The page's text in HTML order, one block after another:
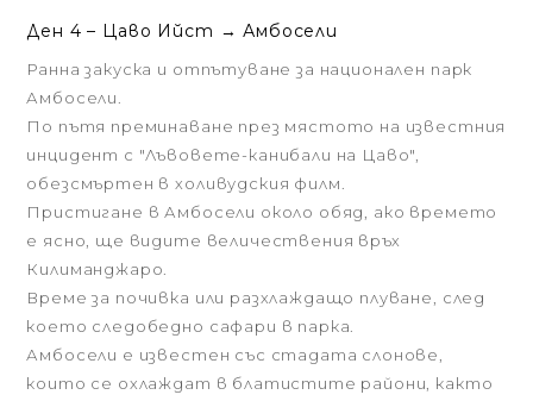
Ден 4 – Цаво Ийст → Амбосели
Ранна закуска и отпътуване за национален парк
Амбосели.
По пътя преминаване през мястото на известния
инцидент с "Лъвовете-канибали на Цаво",
обезсмъртен в холивудския филм.
Пристигане в Амбосели около обяд, ако времето
е ясно, ще видите величествения връх
Килиманджаро.
Време за почивка или разхлаждащо плуване, след
което следобедно сафари в парка.
Амбосели е известен със стадата слонове,
които се охлаждат в блатистите райони, както